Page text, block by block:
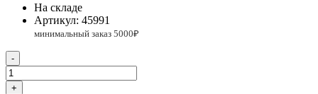
На складе
Артикул: 45991
-
+